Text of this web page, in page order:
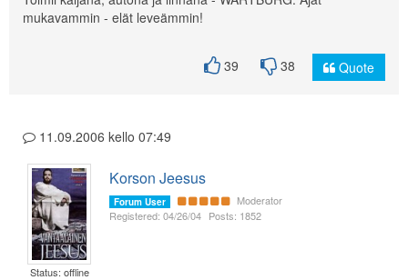
mukavammin - elät leveämmin!
39 38 Quote
11.09.2006 kello 07:49
Status: offline
Korson Jeesus
Forum User
Moderator
Registered: 04/26/04 Posts: 1852